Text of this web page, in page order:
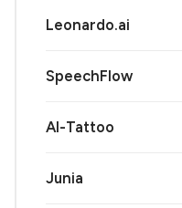
Leonardo.ai
SpeechFlow
AI-Tattoo
Junia